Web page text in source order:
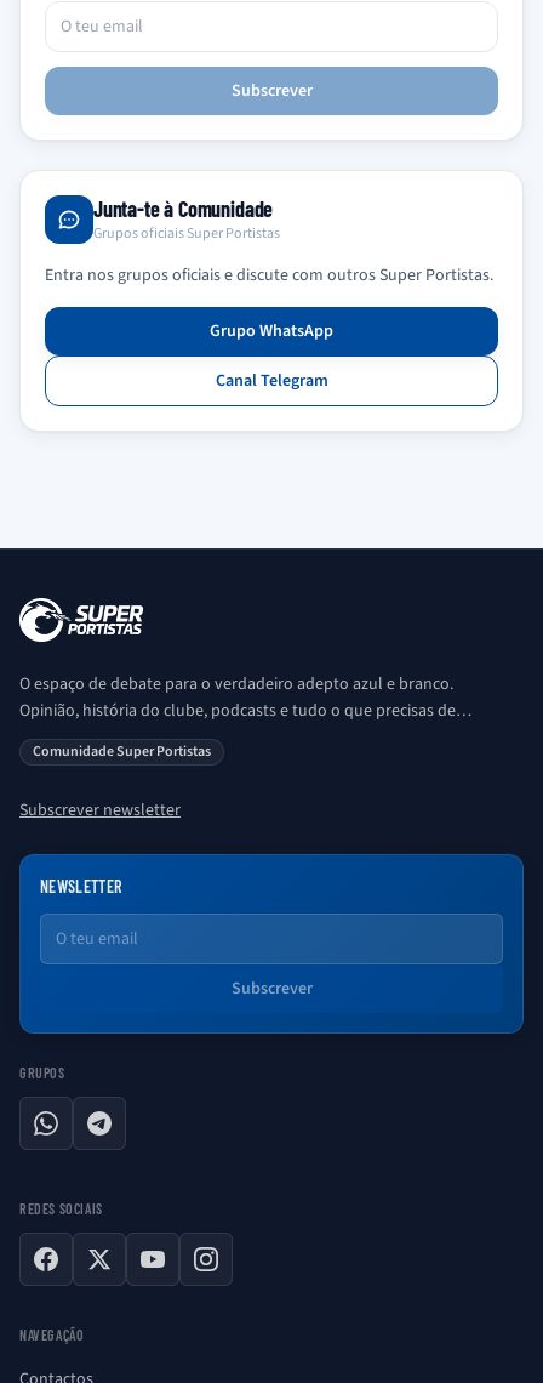
Subscrever
Junta-te à Comunidade
Grupos oficiais Super Portistas
Entra nos grupos oficiais e discute com outros Super Portistas.
Grupo WhatsApp
Canal Telegram
O espaço de debate para o verdadeiro adepto azul e branco.
Opinião, história do clube, podcasts e tudo o que precisas de
saber sobre o universo Porto. Ser Porto é aqui!
Comunidade Super Portistas
Subscrever newsletter
NEWSLETTER
Email
Subscrever
GRUPOS
WhatsAppTelegram
REDES SOCIAIS
Facebook
X YouTubeInstagram
NAVEGAÇÃO